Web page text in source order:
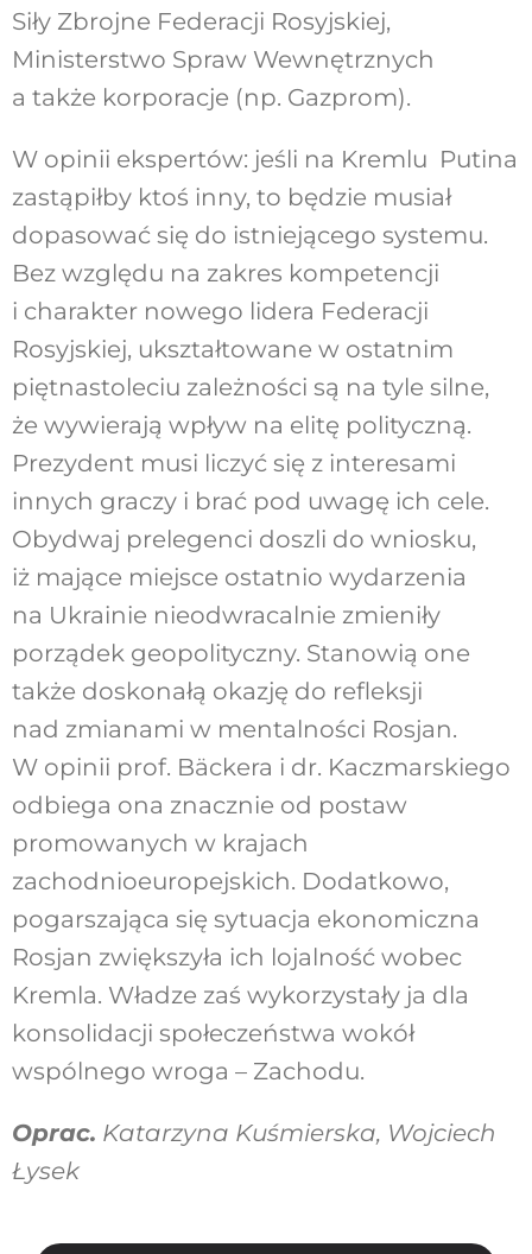
Siły Zbrojne Federacji Rosyjskiej,
Ministerstwo Spraw Wewnętrznych
a także korporacje (np. Gazprom).
W opinii ekspertów: jeśli na Kremlu Putina
zastąpiłby ktoś inny, to będzie musiał
dopasować się do istniejącego systemu.
Bez względu na zakres kompetencji
i charakter nowego lidera Federacji
Rosyjskiej, ukształtowane w ostatnim
piętnastoleciu zależności są na tyle silne,
że wywierają wpływ na elitę polityczną.
Prezydent musi liczyć się z interesami
innych graczy i brać pod uwagę ich cele.
Obydwaj prelegenci doszli do wniosku,
iż mające miejsce ostatnio wydarzenia
na Ukrainie nieodwracalnie zmieniły
porządek geopolityczny. Stanowią one
także doskonałą okazję do refleksji
nad zmianami w mentalności Rosjan.
W opinii prof. Bäckera i dr. Kaczmarskiego
odbiega ona znacznie od postaw
promowanych w krajach
zachodnioeuropejskich. Dodatkowo,
pogarszająca się sytuacja ekonomiczna
Rosjan zwiększyła ich lojalność wobec
Kremla. Władze zaś wykorzystały ja dla
konsolidacji społeczeństwa wokół
wspólnego wroga – Zachodu.
Oprac. Katarzyna Kuśmierska, Wojciech
Łysek